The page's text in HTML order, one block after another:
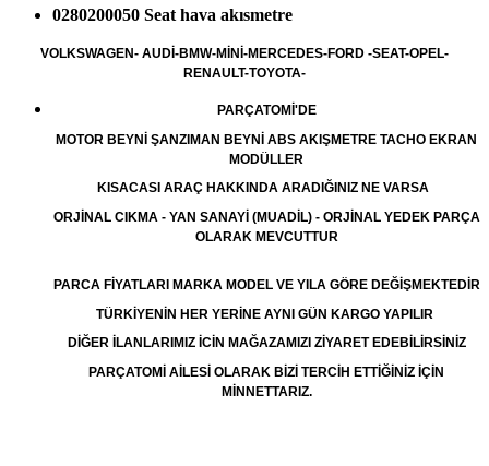
0280200050 Seat hava akısmetre
VOLKSWAGEN- AUDİ-BMW-MİNİ-MERCEDES-FORD -SEAT-OPEL-
RENAULT-TOYOTA-
PARÇATOMİ'DE
MOTOR BEYNİ ŞANZIMAN BEYNİ ABS AKIŞMETRE TACHO EKRAN
MODÜLLER
KISACASI ARAÇ HAKKINDA ARADIĞINIZ NE VARSA
ORJİNAL CIKMA - YAN SANAYİ (MUADİL) - ORJİNAL YEDEK PARÇA
OLARAK MEVCUTTUR
PARCA FİYATLARI MARKA MODEL VE YILA GÖRE DEĞİŞMEKTEDİR
TÜRKİYENİN HER YERİNE AYNI GÜN KARGO YAPILIR
DİĞER İLANLARIMIZ İCİN MAĞAZAMIZI ZİYARET EDEBİLİRSİNİZ
PARÇATOMİ AİLESİ OLARAK BİZİ TERCİH ETTİĞİNİZ İÇİN
MİNNETTARIZ.